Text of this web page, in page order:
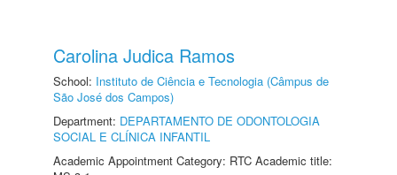
Carolina Judica Ramos
School: Instituto de Ciência e Tecnologia (Câmpus de
São José dos Campos)
Department: DEPARTAMENTO DE ODONTOLOGIA
SOCIAL E CLÍNICA INFANTIL
Academic Appointment Category: RTC Academic title: